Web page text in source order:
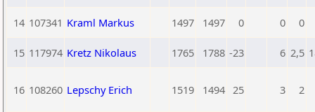
14 107341 Kraml Markus 1497 1497 0 0 0
15 117974 Kretz Nikolaus 1765 1788 -23 6 2,5
16 108260 Lepschy Erich 1519 1494 25 3 2